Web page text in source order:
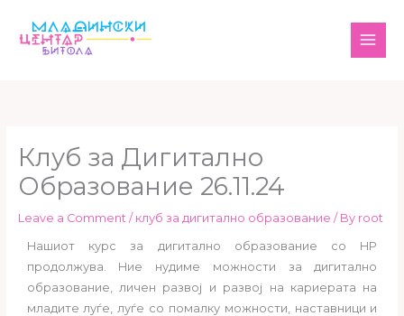
content
Клуб за Дигитално
Образование 26.11.24
Leave a Comment / клуб за дигитално образование / By root
Нашиот курс за дигитално образование со HP
продолжува. Ние нудиме можности за дигитално
образование, личен развој и развој на кариерата на
младите луѓе, луѓе со помалку можности, наставници и